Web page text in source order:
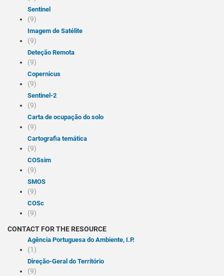
Sentinel
(9)
Imagem de Satélite
(9)
Deteção Remota
(9)
Copernicus
(9)
Sentinel-2
(9)
Carta de ocupação do solo
(9)
Cartografia temática
(9)
COSsim
(9)
SMOS
(9)
COSc
(9)
CONTACT FOR THE RESOURCE
Agência Portuguesa do Ambiente, I.P.
(1)
Direção-Geral do Território
(9)